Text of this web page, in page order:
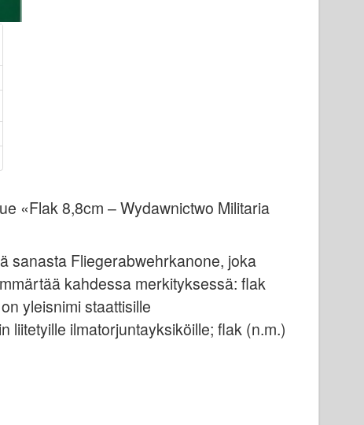
«Flak 8,8cm – Wydawnictwo Militaria
sanasta Fliegerabwehrkanone, joka
kahdessa merkityksessä: flak
yleisnimi staattisille
liitetyille ilmatorjuntayksiköille; flak (n.m.)